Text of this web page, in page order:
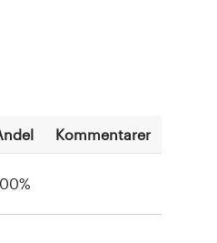
Kommentarer